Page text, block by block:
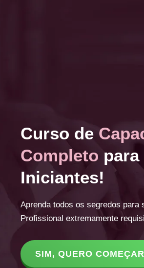
Curso de
Completo
Iniciantes!
Aprenda todos os segredos para
Profissional extremamente
SIM, QUERO